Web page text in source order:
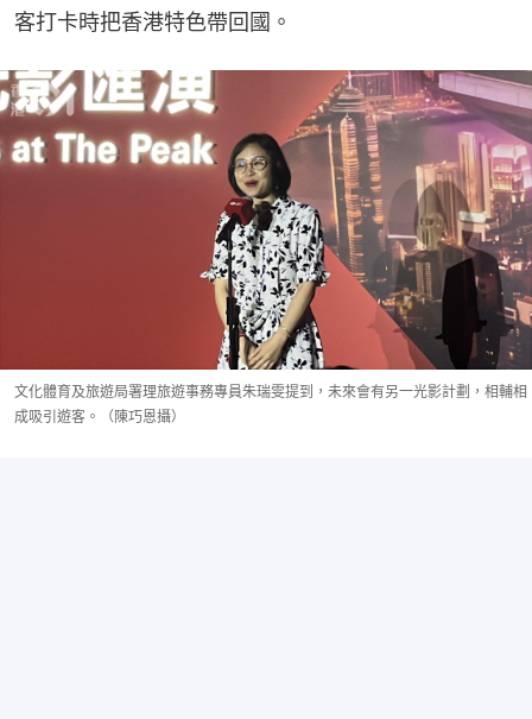
客打卡時把香港特色帶回國。
文化體育及旅遊局署理旅遊事務專員朱瑞雯提到，未來會有另一光影計劃，相輔相
成吸引遊客。（陳巧恩攝）